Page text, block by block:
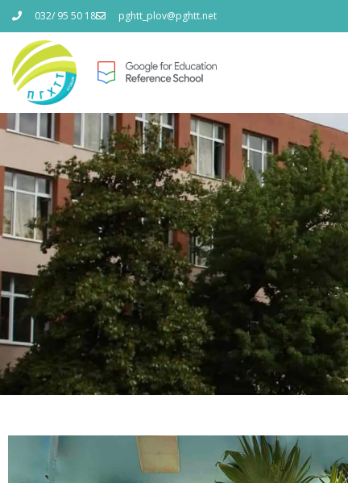
032/ 95 50 18 pghtt_plov@pghtt.net